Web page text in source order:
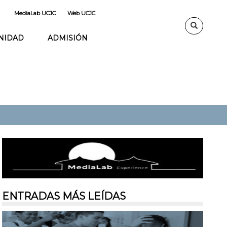
MediaLab UCJC Web UCJC
ADMISIÓN
ENTRADAS MÁS LEÍDAS